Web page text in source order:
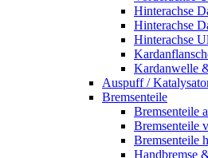
Hinterachse
Hinterachse
Hinterachse
Kardanwelle
Auspuff /
Bremsenteile
Bremsenteile
Bremsenteile
Bremsenteile
Handbremse